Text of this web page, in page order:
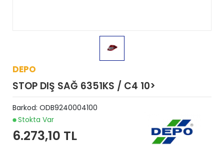
DEPO
STOP DIŞ SAĞ 6351KS / C4 10>
Barkod: ODB9240004100
Stokta Var
6.273,10 TL